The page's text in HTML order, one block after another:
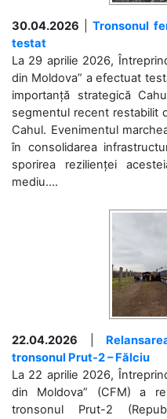
30.04.2026 |Tronsonul
testat
La 29 aprilie 2026,
din Moldova” a efectuat
importanță strategică
segmentul recent restabilit
Cahul. Evenimentul
în consolidarea
sporirea rezilienței
mediu....
22.04.2026
tronsonul Prut-2 – Fălciu
La 22 aprilie 2026,
din Moldova” (CFM) a
tronsonul Prut-2